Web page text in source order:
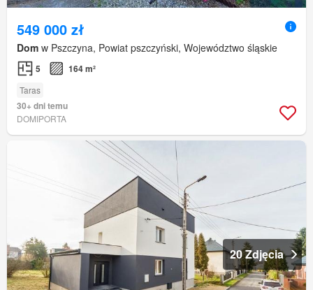
549 000 zł
Dom w Pszczyna, Powiat pszczyński, Województwo śląskie
5 164 m²
Taras
30+ dni temu
DOMIPORTA
20 Zdjęcia